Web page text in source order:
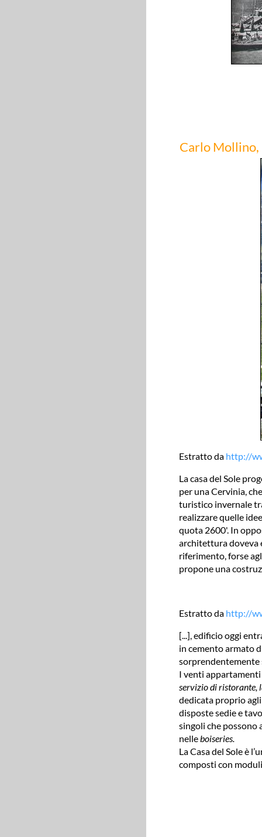
Carlo Mollino,
Estratto da http://
La casa del Sole
per una Cervinia,
turistico invernale
realizzare quelle
quota 2600'. In
architettura doveva
riferimento, forse
propone una
Estratto da http://
[...], edificio oggi
in cemento armato
sorprendentemente
I venti
servizio di ristorante,
dedicata proprio
disposte sedie e
singoli che possono
nelleboiseries.
La Casa del Sole è
composti con